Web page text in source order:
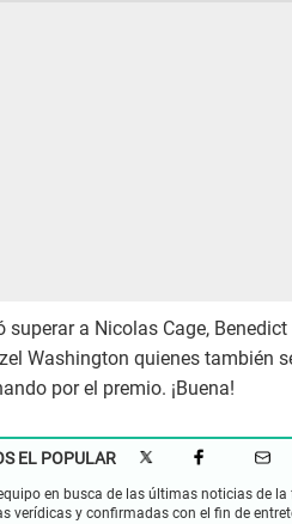
superar a Nicolas Cage,
Washington quienes también
por el premio. ¡Buena!
EL POPULAR
en busca de las últimas noticias de
verídicas y confirmadas con el fin de